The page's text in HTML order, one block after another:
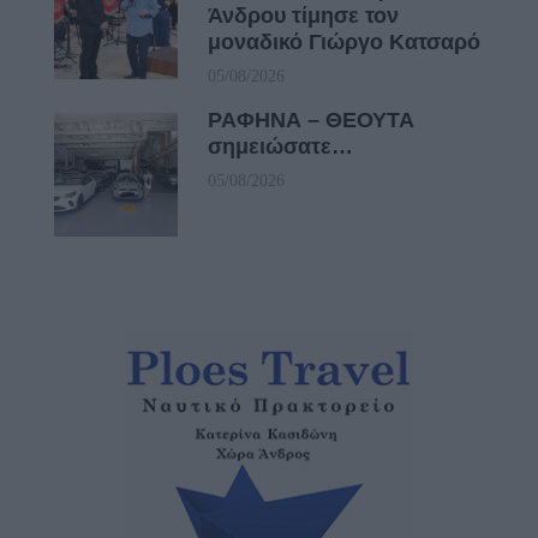
Άνδρου τίμησε τον
μοναδικό Γιώργο Κατσαρό
05/08/2026
ΡΑΦΗΝΑ – ΘΕΟΥΤΑ
σημειώσατε…
05/08/2026